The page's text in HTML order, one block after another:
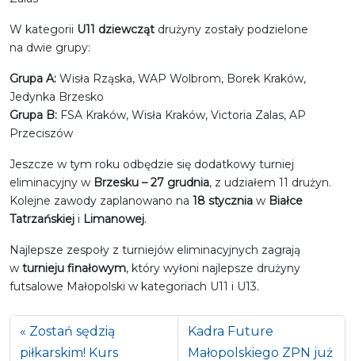
W kategorii U11 dziewcząt drużyny zostały podzielone
na dwie grupy:
Grupa A: Wisła Rząska, WAP Wolbrom, Borek Kraków,
Jedynka Brzesko
Grupa B: FSA Kraków, Wisła Kraków, Victoria Zalas, AP
Przeciszów
Jeszcze w tym roku odbędzie się dodatkowy turniej
eliminacyjny w Brzesku – 27 grudnia, z udziałem 11 drużyn.
Kolejne zawody zaplanowano na 18 stycznia w Białce
Tatrzańskiej i Limanowej.
Najlepsze zespoły z turniejów eliminacyjnych zagrają
w turnieju finałowym, który wyłoni najlepsze drużyny
futsalowe Małopolski w kategoriach U11 i U13.
Zostań sędzią
piłkarskim! Kurs
Kadra Future
Małopolskiego ZPN już